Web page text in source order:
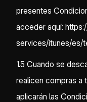
presentes
acceder aquí:
services/itunes/es/
1.5 Cuando se
realicen compras a
aplicarán las